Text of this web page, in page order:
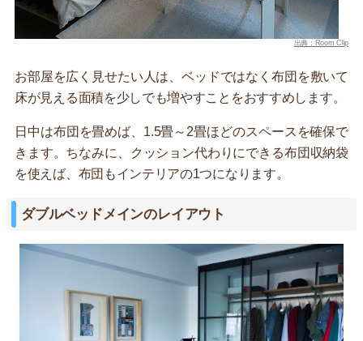
出典：Room Clip
お部屋を広く見せたい人は、ベッドではなく布団を敷いて
床が見える面積を少しでも増やすことをおすすめします。
日中は布団を畳めば、1.5畳～2畳ほどのスペースを確保で
きます。ちなみに、クッション代わりにできる布団収納袋
を使えば、布団もインテリアの1つになります。
ダブルベッドメインのレイアウト